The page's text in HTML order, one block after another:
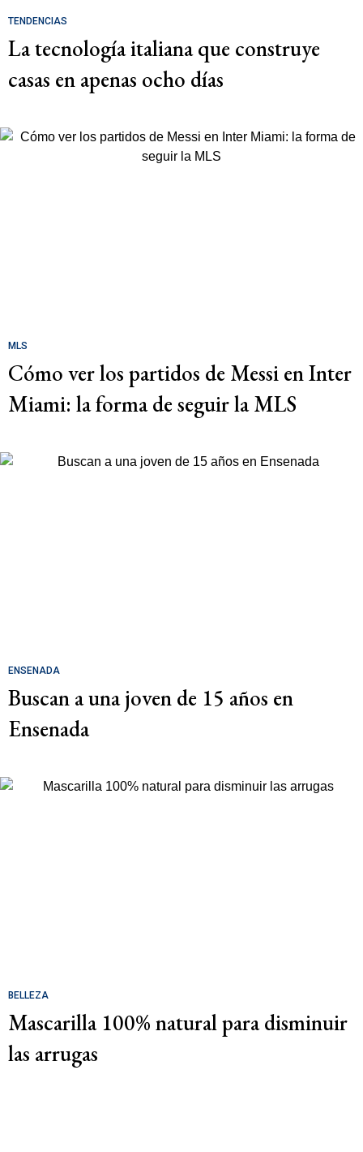
TENDENCIAS
La tecnología italiana que construye
casas en apenas ocho días
MLS
Cómo ver los partidos de Messi en Inter
Miami: la forma de seguir la MLS
ENSENADA
Buscan a una joven de 15 años en
Ensenada
BELLEZA
Mascarilla 100% natural para disminuir
las arrugas